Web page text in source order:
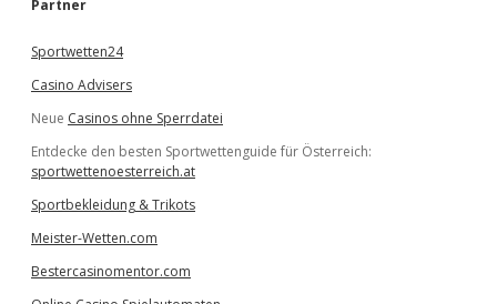
Partner
Sportwetten24
Casino Advisers
Neue Casinos ohne Sperrdatei
Entdecke den besten Sportwettenguide für Österreich:
sportwettenoesterreich.at
Sportbekleidung & Trikots
Meister-Wetten.com
Bestercasinomentor.com